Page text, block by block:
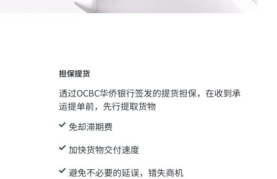
担保提货
透过OCBC华侨银行签发的提货担保，在收到承
运提单前，先行提取货物
免却滞期费
加快货物交付速度
避免不必要的延误，错失商机